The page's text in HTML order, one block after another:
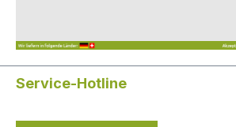
WasserfiltersystemeEinsatz
Hydro Stopper, der am
wirdKompatibel mit
Service-Hotline